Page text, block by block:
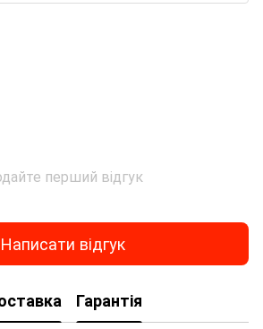
перший відгук
Написати відгук
Гарантія